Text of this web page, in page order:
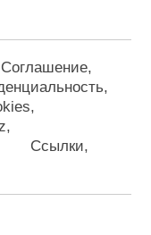
Соглашение
Ссылки